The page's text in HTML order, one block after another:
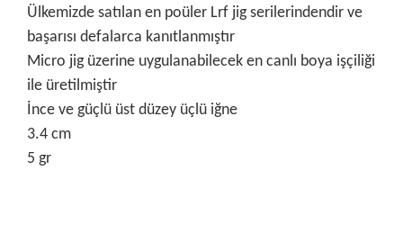
Ülkemizde satılan en poüler Lrf jig serilerindendir ve
başarısı defalarca kanıtlanmıştır
Micro jig üzerine uygulanabilecek en canlı boya işçiliği
ile üretilmiştir
İnce ve güçlü üst düzey üçlü iğne
3.4 cm
5 gr